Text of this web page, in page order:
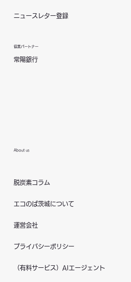
ニュースレター登録
協業パートナー
常陽銀行
About us
脱炭素コラム
エコのば茨城について
運営会社
プライバシーポリシー
（有料サービス）AIエージェント